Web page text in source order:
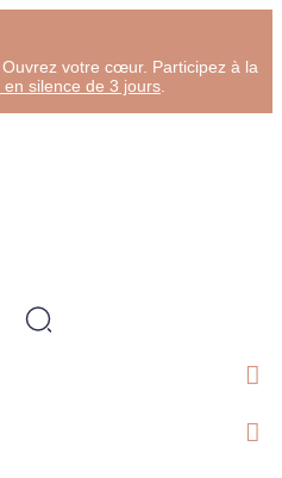
votre cœur. Participez à la
silence de 3 jours